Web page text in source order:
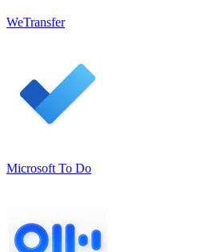
WeTransfer
Microsoft To Do